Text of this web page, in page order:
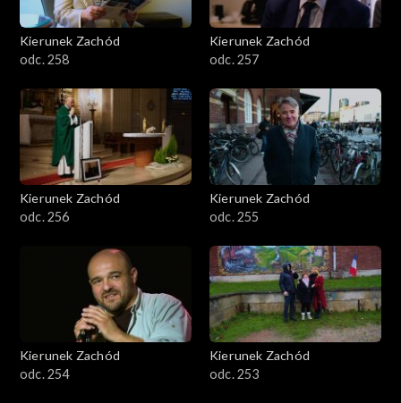
Kierunek Zachód
odc. 258
Kierunek Zachód
odc. 257
Kierunek Zachód
odc. 256
Kierunek Zachód
odc. 255
Kierunek Zachód
odc. 254
Kierunek Zachód
odc. 253